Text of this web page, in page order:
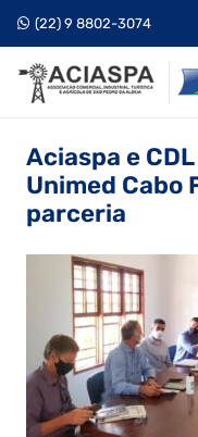
(22) 9 8802-3074
Aciaspa e
Unimed Cabo
parceria